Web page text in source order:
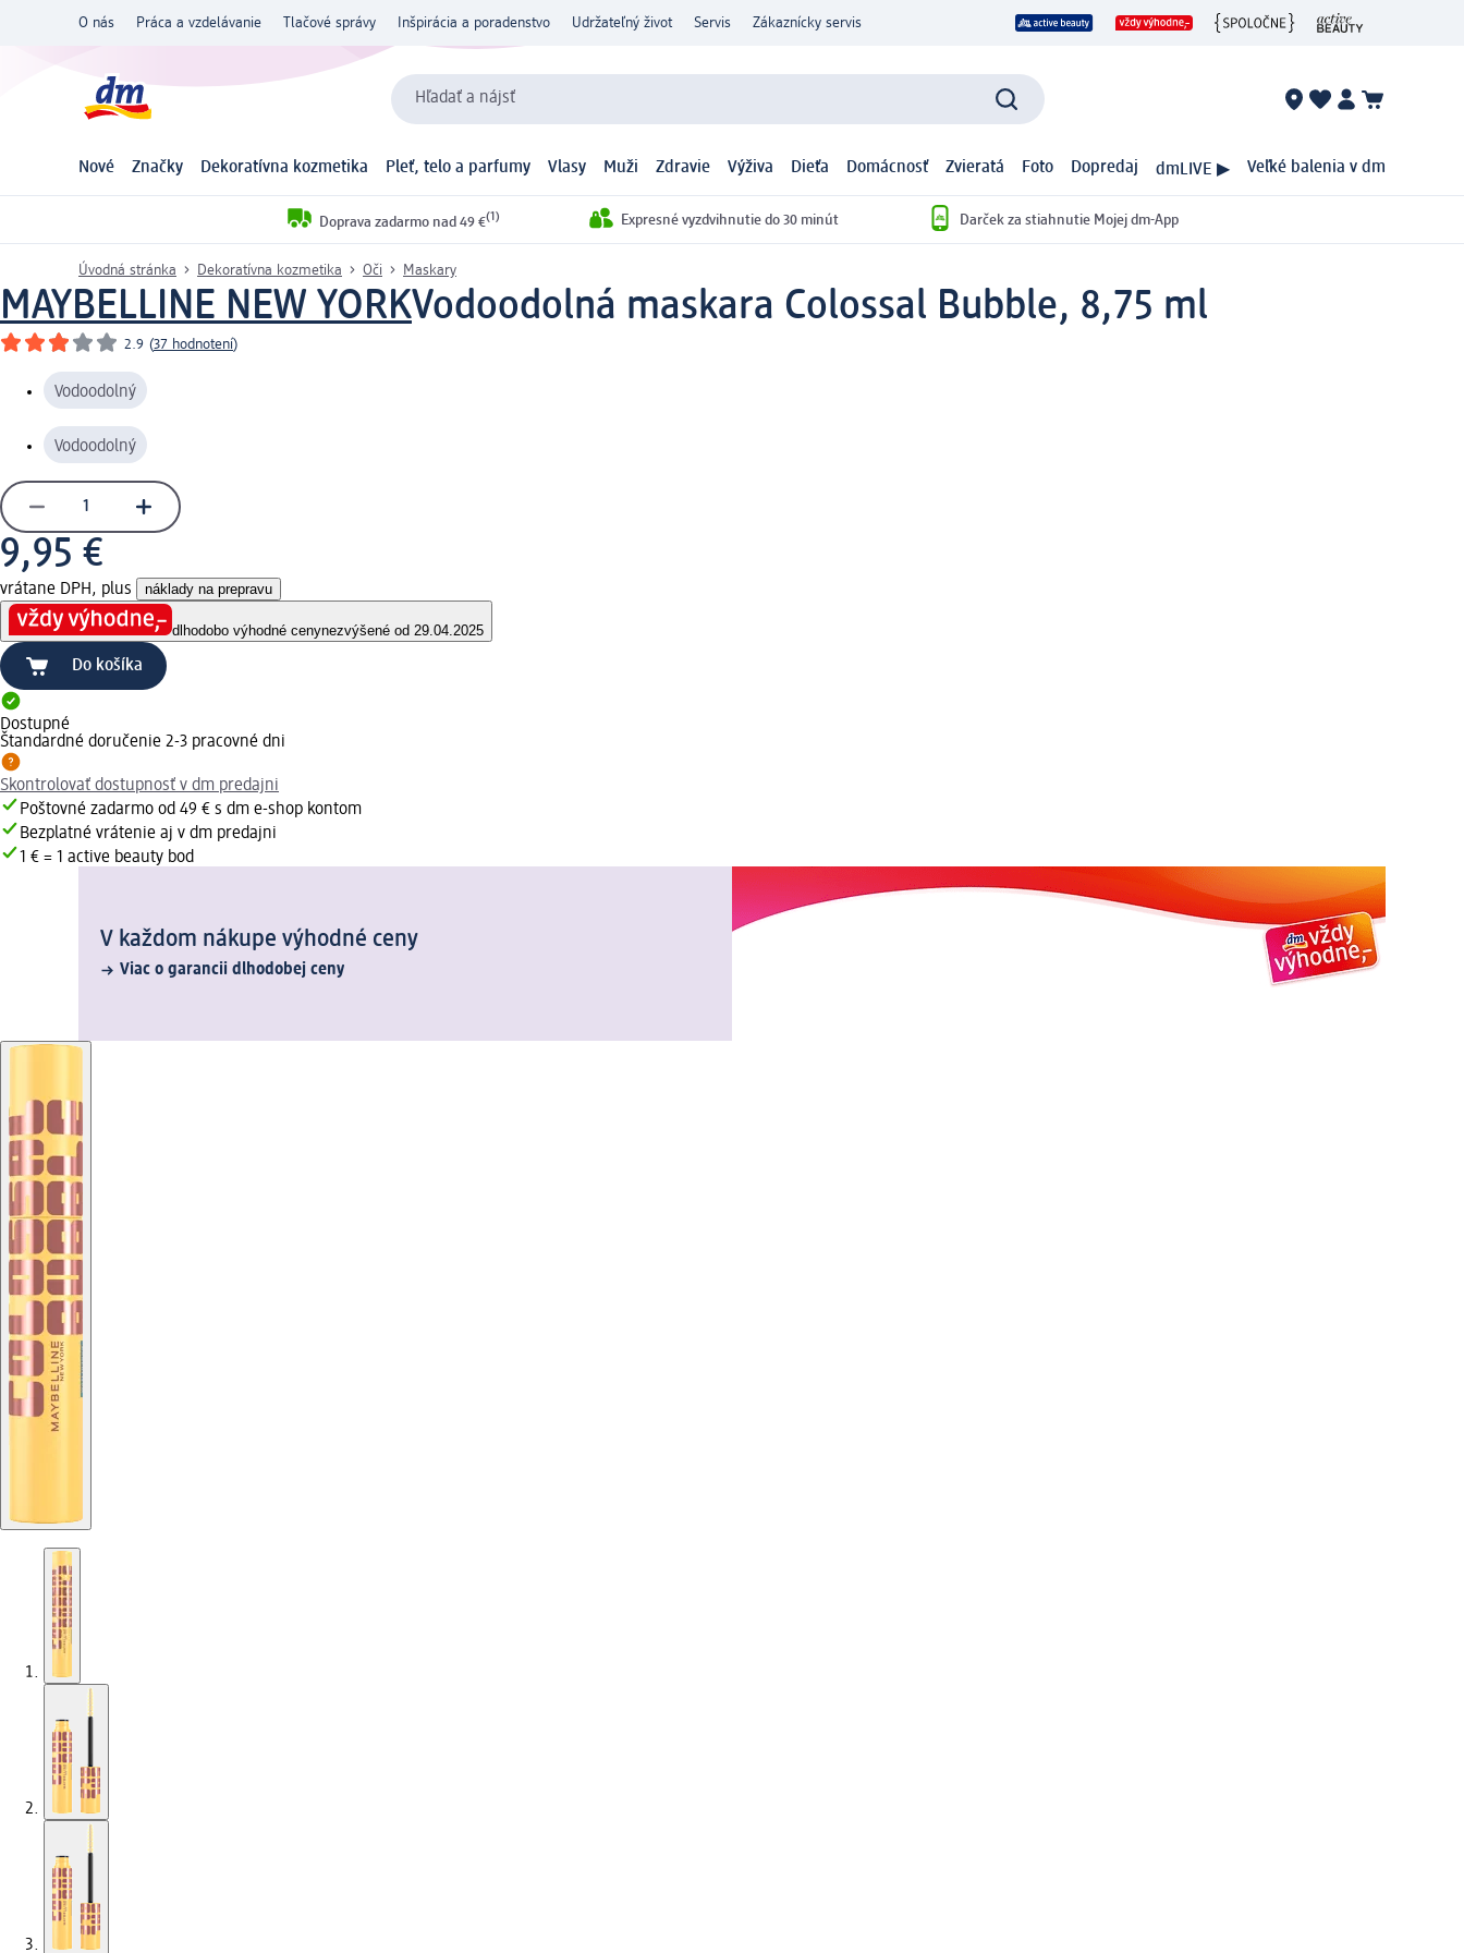
O nás Práca a vzdelávanie Tlačové správy Inšpirácia a poradenstvo Udržateľný život Servis Zákaznícky servis
Hľadať a nájsť
Nové Značky Dekoratívna kozmetika Pleť, telo a parfumy Vlasy Muži Zdravie Výživa Dieťa Domácnosť Zvieratá Foto Dopredaj dmLIVE ▶ Veľké balenia v dm
Doprava zadarmo nad 49 €(1) Expresné vyzdvihnutie do 30 minút Darček za stiahnutie Mojej dm-App
Úvodná stránka Dekoratívna kozmetika Oči Maskary
MAYBELLINE NEW YORKVodoodolná maskara Colossal Bubble, 8,75 ml
2.9 (37 hodnotení)
Vodoodolný
Vodoodolný
9,95 €
vrátane DPH, plus náklady na prepravu
dlhodobo výhodné cenynezvýšené od 29.04.2025
Do košíka
Dostupné
Štandardné doručenie 2-3 pracovné dni
Skontrolovať dostupnosť v dm predajni
Poštovné zadarmo od 49 € s dm e-shop kontom
Bezplatné vrátenie aj v dm predajni
1 € = 1 active beauty bod
V každom nákupe výhodné ceny
Viac o garancii dlhodobej ceny